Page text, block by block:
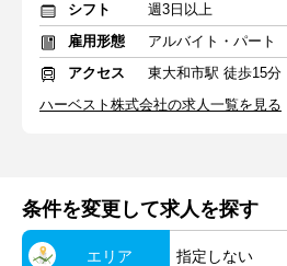
シフト
週3日以上
雇用形態
アルバイト・パート
アクセス
東大和市駅 徒歩15分
ハーベスト株式会社の求人一覧を見る
条件を変更して求人を探す
エリア 指定しない